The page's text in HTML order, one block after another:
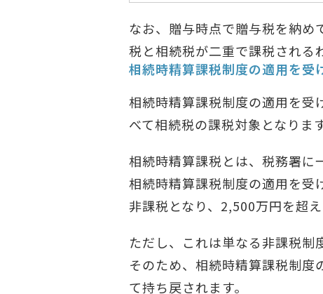
なお、贈与時点で贈与税を納め
税と相続税が二重で課税される
相続時精算課税制度の適用を受
相続時精算課税制度の適用を受
べて相続税の課税対象となります
相続時精算課税とは、税務署に
相続時精算課税制度の適用を受
非課税となり、2,500万円を超
ただし、これは単なる非課税制
そのため、相続時精算課税制度
て持ち戻されます。